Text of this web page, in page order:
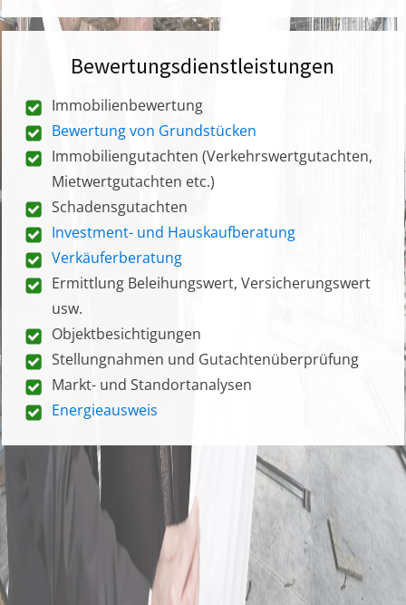
Bewertungsdienstleistungen
Immobilienbewertung
Bewertung von Grundstücken
Immobiliengutachten (Verkehrswertgutachten,
Mietwertgutachten etc.)
Schadensgutachten
Investment- und Hauskaufberatung
Verkäuferberatung
Ermittlung Beleihungswert, Versicherungswert
usw.
Objektbesichtigungen
Stellungnahmen und Gutachtenüberprüfung
Markt- und Standortanalysen
Energieausweis